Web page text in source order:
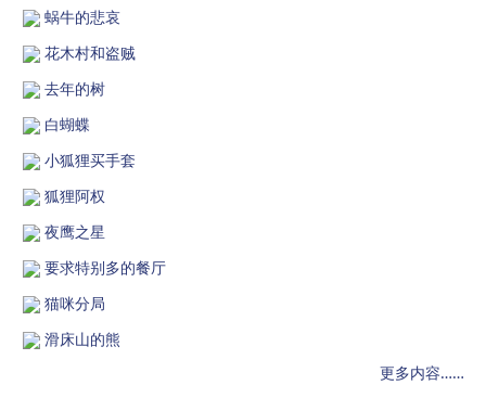
蜗牛的悲哀
花木村和盗贼
去年的树
白蝴蝶
小狐狸买手套
狐狸阿权
夜鹰之星
要求特别多的餐厅
猫咪分局
滑床山的熊
更多内容……